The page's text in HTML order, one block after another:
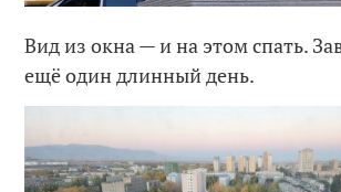
Вид из окна — и на этом спать.
ещё один длинный день.